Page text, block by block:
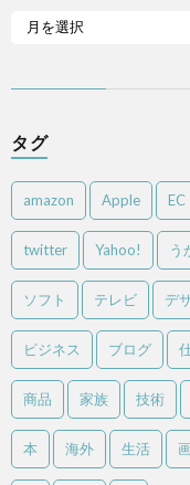
タグ
amazon Apple EC
twitter Yahoo! う
ソフト テレビ デ
ビジネス ブログ
商品 家族 技術
本 海外 生活